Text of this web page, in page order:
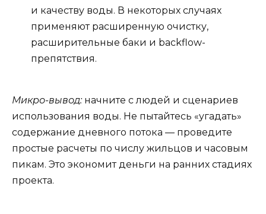
и качеству воды. В некоторых случаях
применяют расширенную очистку,
расширительные баки и backflow-
препятствия.
Микро-вывод:начните с людей и сценариев
использования воды. Не пытайтесь «угадать»
содержание дневного потока — проведите
простые расчеты по числу жильцов и часовым
пикам. Это экономит деньги на ранних стадиях
проекта.